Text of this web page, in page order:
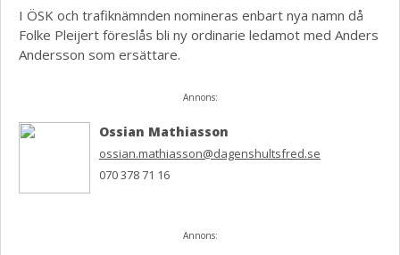
I ÖSK och trafiknämnden nomineras enbart nya namn då
Folke Pleijert föreslås bli ny ordinarie ledamot med Anders
Andersson som ersättare.
Annons:
Ossian Mathiasson
ossian.mathiasson@dagenshultsfred.se
070 378 71 16
Annons: